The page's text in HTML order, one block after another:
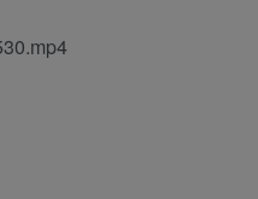
20230530.mp4